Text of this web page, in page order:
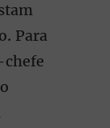
Para